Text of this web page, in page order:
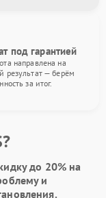
под гарантией
направлена на
результат — берём
за итог.
до 20% на
и